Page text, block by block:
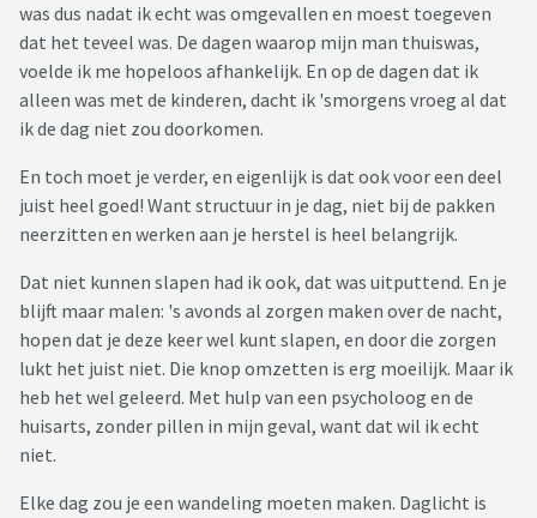
was dus nadat ik echt was omgevallen en moest toegeven
dat het teveel was. De dagen waarop mijn man thuiswas,
voelde ik me hopeloos afhankelijk. En op de dagen dat ik
alleen was met de kinderen, dacht ik 'smorgens vroeg al dat
ik de dag niet zou doorkomen.
En toch moet je verder, en eigenlijk is dat ook voor een deel
juist heel goed! Want structuur in je dag, niet bij de pakken
neerzitten en werken aan je herstel is heel belangrijk.
Dat niet kunnen slapen had ik ook, dat was uitputtend. En je
blijft maar malen: 's avonds al zorgen maken over de nacht,
hopen dat je deze keer wel kunt slapen, en door die zorgen
lukt het juist niet. Die knop omzetten is erg moeilijk. Maar ik
heb het wel geleerd. Met hulp van een psycholoog en de
huisarts, zonder pillen in mijn geval, want dat wil ik echt
niet.
Elke dag zou je een wandeling moeten maken. Daglicht is